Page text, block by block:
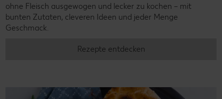
ohne Fleisch ausgewogen und lecker zu kochen – mit
bunten Zutaten, cleveren Ideen und jeder Menge
Geschmack.
Rezepte entdecken